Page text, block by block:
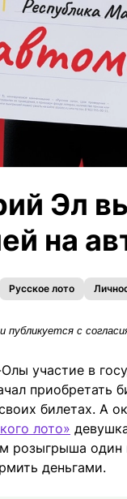
Эл
на
Русское лото
с
участие в
приобретать
билетах. А
лото»
розыгрыша один
деньгами.